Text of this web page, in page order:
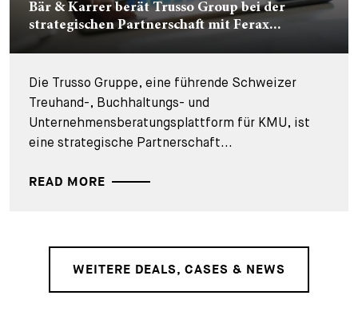
Bär & Karrer berät Trusso Group bei der
strategischen Partnerschaft mit Ferax...
Die Trusso Gruppe, eine führende Schweizer
Treuhand-, Buchhaltungs- und
Unternehmensberatungsplattform für KMU, ist
eine strategische Partnerschaft...
READ MORE
WEITERE DEALS, CASES & NEWS